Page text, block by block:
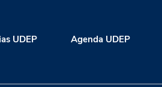
UDEP Agenda UDEP